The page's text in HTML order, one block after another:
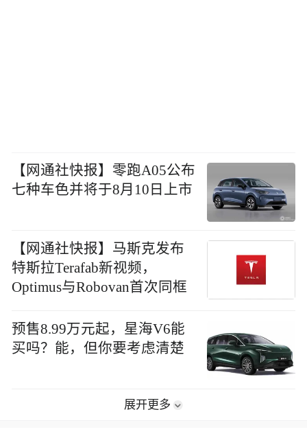
【网通社快报】零跑A05公布
七种车色并将于8月10日上市
【网通社快报】马斯克发布
特斯拉Terafab新视频，
Optimus与Robovan首次同框
预售8.99万元起，星海V6能
买吗？能，但你要考虑清楚
展开更多